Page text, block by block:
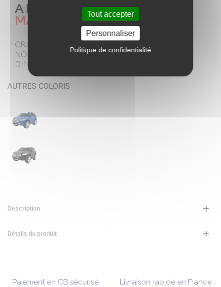
A NE PAS
MANQUER
CRAQUEZ POUR
NOTRE SELECTION
D’INCONTOURNABLES
AUTRES COLORIS
Description
Détails du produit
Paiement en CB sécurisé
Livraison rapide en France
Tout accepter
Personnaliser
Politique de confidentialité